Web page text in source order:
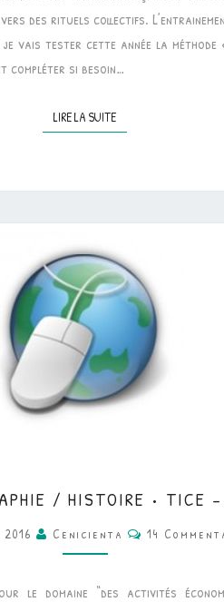
des rituels collectifs.
vais tester cette année la méthode
compléter si besoin…
LIRE LA SUITELIRE LA SUITE
•
ANGLAIS
GÉOGRAPHIE
/ HISTOIRE • TICE
2016 Cenicienta 14
le domaine “des activités